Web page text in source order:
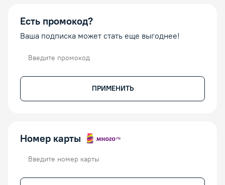
Есть промокод?
Ваша подписка может стать еще выгоднее!
ПРИМЕНИТЬ
Номер карты